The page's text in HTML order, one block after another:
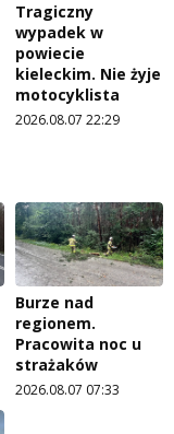
Tragiczny
wypadek w
powiecie
kieleckim. Nie żyje
motocyklista
2026.08.07 22:29
Burze nad
regionem.
Pracowita noc u
strażaków
2026.08.07 07:33